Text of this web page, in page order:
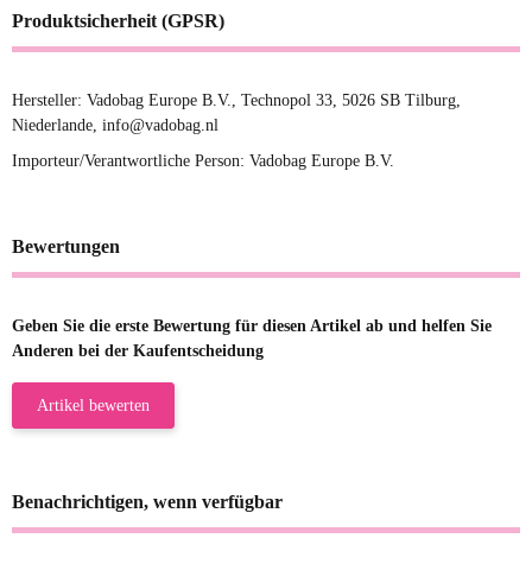
Produktsicherheit (GPSR)
Hersteller: Vadobag Europe B.V., Technopol 33, 5026 SB Tilburg,
Niederlande, info@vadobag.nl
Importeur/Verantwortliche Person: Vadobag Europe B.V.
Bewertungen
Geben Sie die erste Bewertung für diesen Artikel ab und helfen Sie
Anderen bei der Kaufentscheidung
Artikel bewerten
Benachrichtigen, wenn verfügbar